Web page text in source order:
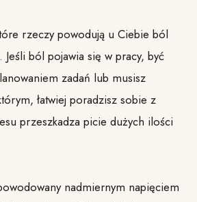
rzeczy powodują u Ciebie ból
Jeśli ból pojawia się w pracy, być
zadań lub musisz
łatwiej poradzisz sobie z
przeszkadza picie dużych ilości
nadmiernym napięciem